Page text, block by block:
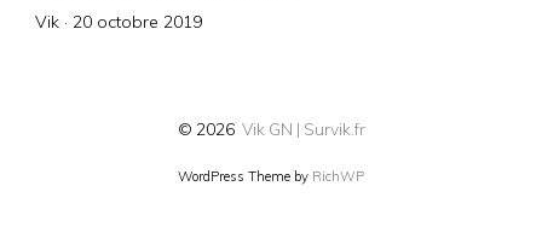
Vik · Posted
20 octobre 2019
© 2026 Vik GN | Survik.fr
WordPress Theme by RichWP